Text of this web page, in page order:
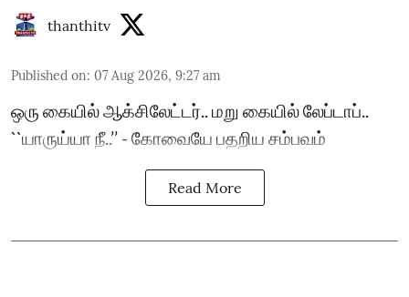
thanthitv
Published on: 07 Aug 2026, 9:27 am
ஒரு கையில் ஆக்சிலேட்டர்.. மறு கையில் லேப்டாப்..
``யாருய்யா நீ..’’ - கோவையே பதறிய சம்பவம்
Read More